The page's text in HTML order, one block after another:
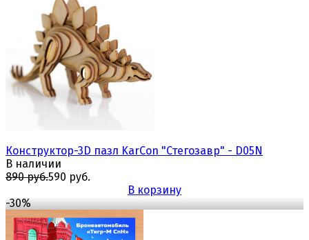
избранноесравнить
Конструктор-3D пазл KarCon "Стегозавр" - D05N
В наличии
890 руб.590 руб.
В корзину
-30%